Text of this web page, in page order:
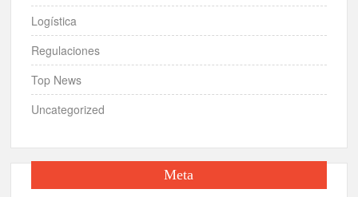
Logística
Regulaciones
Top News
Uncategorized
Meta